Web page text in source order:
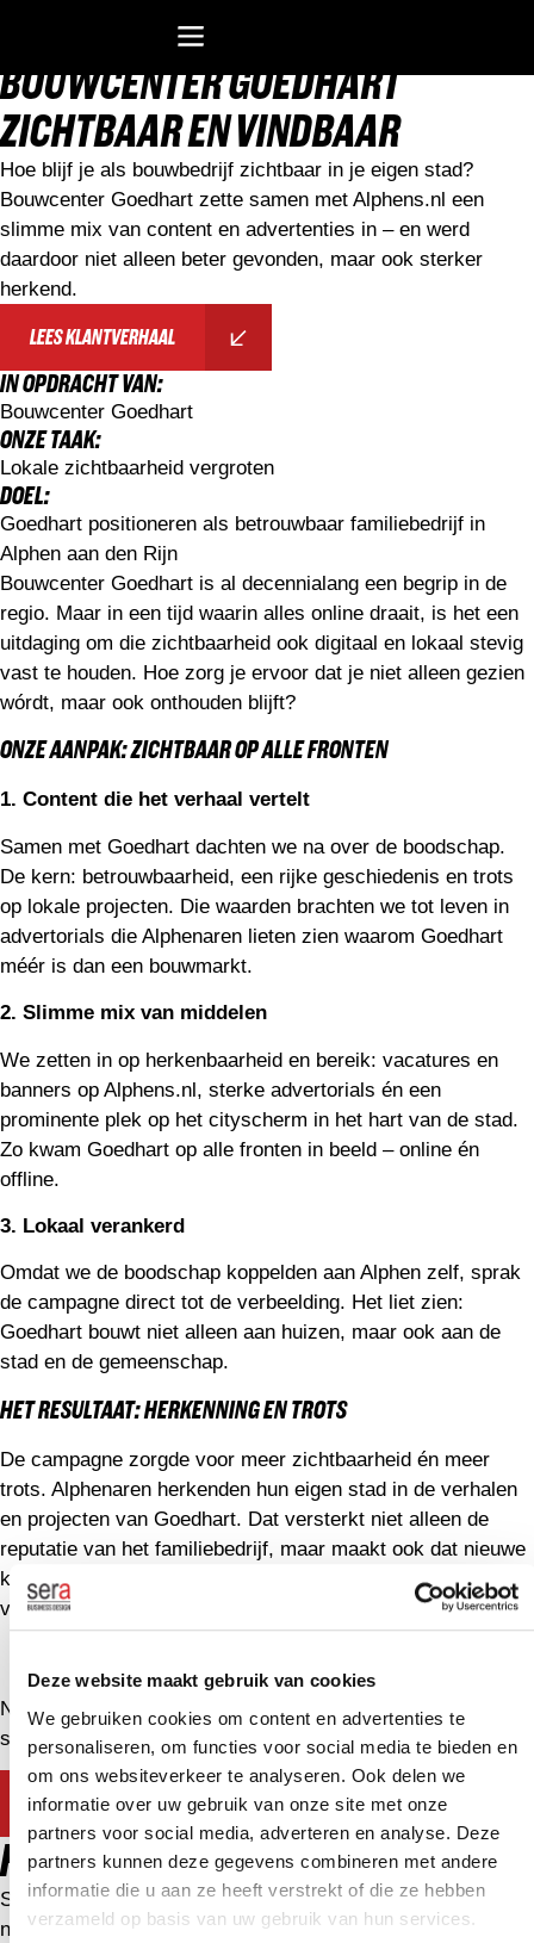
Deze website maakt gebruik van cookies
We gebruiken cookies om content en advertenties te
personaliseren, om functies voor social media te bieden en
om ons websiteverkeer te analyseren. Ook delen we
informatie over uw gebruik van onze site met onze
partners voor social media, adverteren en analyse. Deze
partners kunnen deze gegevens combineren met andere
informatie die u aan ze heeft verstrekt of die ze hebben
verzameld op basis van uw gebruik van hun services.
TERUG NAAR DE VORIGE PAGINA
BOUWCENTER GOEDHART
ZICHTBAAR EN VINDBAAR
Hoe blijf je als bouwbedrijf zichtbaar in je eigen stad?
Bouwcenter Goedhart zette samen met Alphens.nl een
slimme mix van content en advertenties in – en werd
daardoor niet alleen beter gevonden, maar ook sterker
herkend.
LEES KLANTVERHAAL
IN OPDRACHT VAN:
Bouwcenter Goedhart
ONZE TAAK:
Lokale zichtbaarheid vergroten
DOEL:
Goedhart positioneren als betrouwbaar familiebedrijf in
Alphen aan den Rijn
Bouwcenter Goedhart is al decennialang een begrip in de
regio. Maar in een tijd waarin alles online draait, is het een
uitdaging om die zichtbaarheid ook digitaal en lokaal stevig
vast te houden. Hoe zorg je ervoor dat je niet alleen gezien
wórdt, maar ook onthouden blijft?
ONZE AANPAK: ZICHTBAAR OP ALLE FRONTEN
1. Content die het verhaal vertelt
Samen met Goedhart dachten we na over de boodschap.
De kern: betrouwbaarheid, een rijke geschiedenis en trots
op lokale projecten. Die waarden brachten we tot leven in
advertorials die Alphenaren lieten zien waarom Goedhart
méér is dan een bouwmarkt.
2. Slimme mix van middelen
We zetten in op herkenbaarheid en bereik: vacatures en
banners op Alphens.nl, sterke advertorials én een
prominente plek op het cityscherm in het hart van de stad.
Zo kwam Goedhart op alle fronten in beeld – online én
offline.
3. Lokaal verankerd
Omdat we de boodschap koppelden aan Alphen zelf, sprak
de campagne direct tot de verbeelding. Het liet zien:
Goedhart bouwt niet alleen aan huizen, maar ook aan de
stad en de gemeenschap.
HET RESULTAAT: HERKENNING EN TROTS
De campagne zorgde voor meer zichtbaarheid én meer
trots. Alphenaren herkenden hun eigen stad in de verhalen
en projecten van Goedhart. Dat versterkt niet alleen de
reputatie van het familiebedrijf, maar maakt ook dat nieuwe
klanten en medewerkers de weg naar Goedhart sneller
vinden.
Neem vrijblijvend contact op met één van onze
specialisten!
KOM IN CONTACT
HOE KUNNEN WE JE HELPEN?
Software. Marketing. Consultancy. Waar je ook hulp bij
nodig hebt, wij staan voor je klaar. We denken graag met je